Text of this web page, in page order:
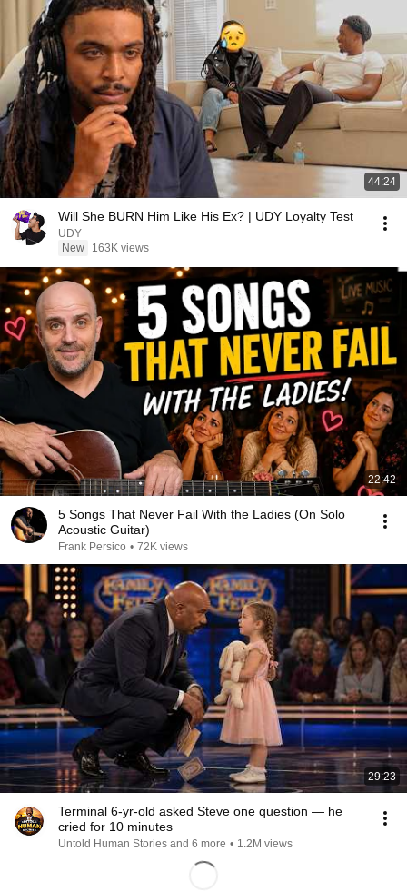
44:24
Will She BURN Him Like His Ex? | UDY Loyalty Test
UDY
New
163K views
22:42
5 Songs That Never Fail With the Ladies (On Solo
Acoustic Guitar)
Frank Persico • 72K views
29:23
Terminal 6-yr-old asked Steve one question — he
cried for 10 minutes
Untold Human Stories and 6 more • 1.2M views